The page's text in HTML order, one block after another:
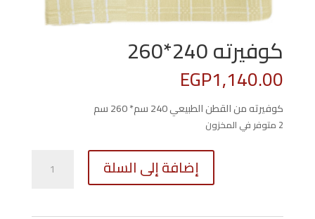
كوفيرته 240*260
EGP1,140.00
كوفيرته من القطن الطبيعي 240 سم* 260 سم
2 متوفر في المخزون
كوفيرته
إضافة إلى السلة